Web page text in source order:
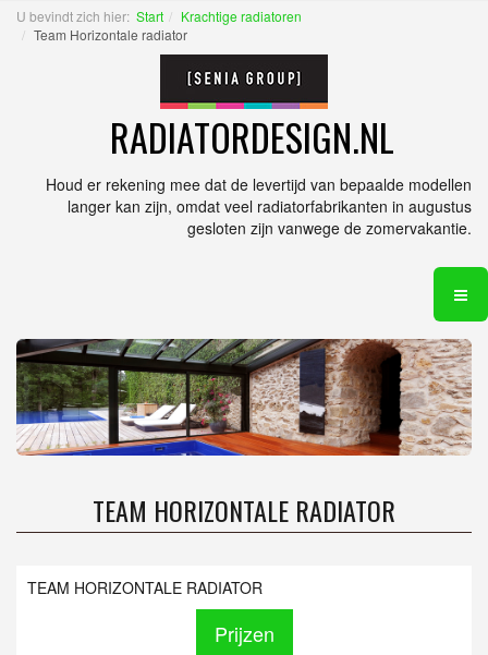
U bevindt zich hier: Start
Krachtige radiatoren
Team Horizontale radiator
RADIATORDESIGN.NL
Houd er rekening mee dat de levertijd van bepaalde modellen
langer kan zijn, omdat veel radiatorfabrikanten in augustus
gesloten zijn vanwege de zomervakantie.
TEAM HORIZONTALE RADIATOR
TEAM HORIZONTALE RADIATOR
Prijzen